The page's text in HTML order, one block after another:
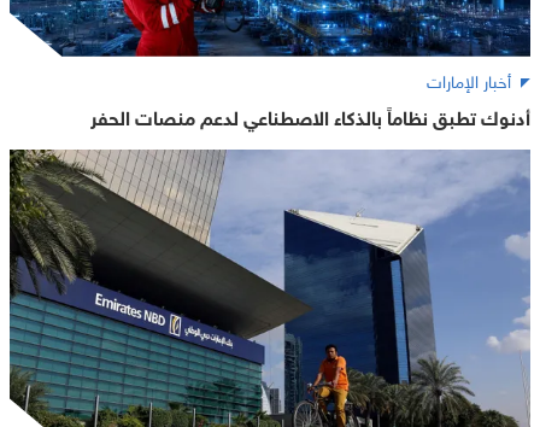
أخبار الإمارات
أدنوك تطبق نظاماً بالذكاء الاصطناعي لدعم منصات الحفر